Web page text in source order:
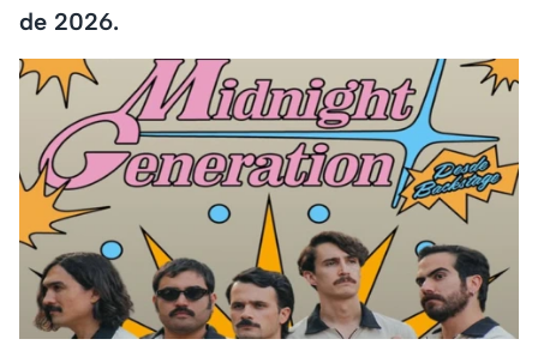
de 2026.